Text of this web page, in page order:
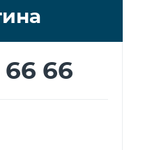
66 66